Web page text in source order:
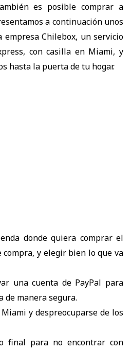
es posible comprar a
a continuación unos
empresa Chilebox, un servicio
con casilla en Miami, y
hasta la puerta de tu hogar.
donde quiera comprar el
compra, y elegir bien lo que va
una cuenta de PayPal para
de manera segura.
y despreocuparse de los
final para no encontrar con